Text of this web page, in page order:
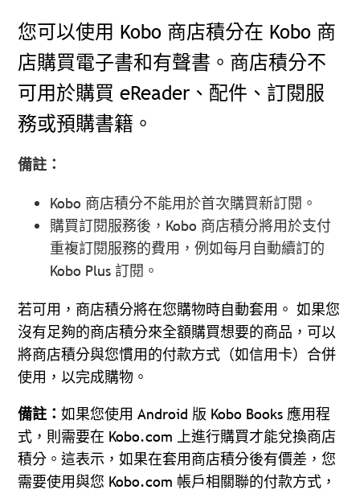
您可以使用 Kobo 商店積分在 Kobo 商
店購買電子書和有聲書。商店積分不
可用於購買 eReader、配件、訂閱服
務或預購書籍 。
備註：
Kobo 商店積分不能用於首次購買新訂閱。
購買訂閱服務後，Kobo 商店積分將用於支付
重複訂閱服務的費用，例如每月自動續訂的
Kobo Plus 訂閱。
若可用，商店積分將在您購物時自動套用。 如果您
沒有足夠的商店積分來全額購買想要的商品，可以
將商店積分與您慣用的付款方式（如信用卡）合併
使用，以完成購物。
備註：如果您使用 Android 版 Kobo Books 應用程
式，則需要在 Kobo.com 上進行購買才能兌換商店
積分。這表示，如果在套用商店積分後有價差，您
需要使用與您 Kobo.com 帳戶相關聯的付款方式，